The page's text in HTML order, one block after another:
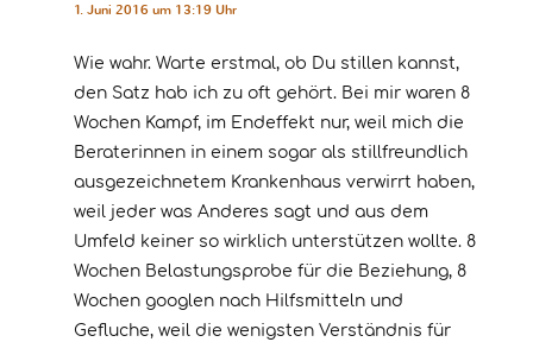
1. Juni 2016 um 13:19 Uhr
Wie wahr. Warte erstmal, ob Du stillen kannst,
den Satz hab ich zu oft gehört. Bei mir waren 8
Wochen Kampf, im Endeffekt nur, weil mich die
Beraterinnen in einem sogar als stillfreundlich
ausgezeichnetem Krankenhaus verwirrt haben,
weil jeder was Anderes sagt und aus dem
Umfeld keiner so wirklich unterstützen wollte. 8
Wochen Belastungsprobe für die Beziehung, 8
Wochen googlen nach Hilfsmitteln und
Gefluche, weil die wenigsten Verständnis für